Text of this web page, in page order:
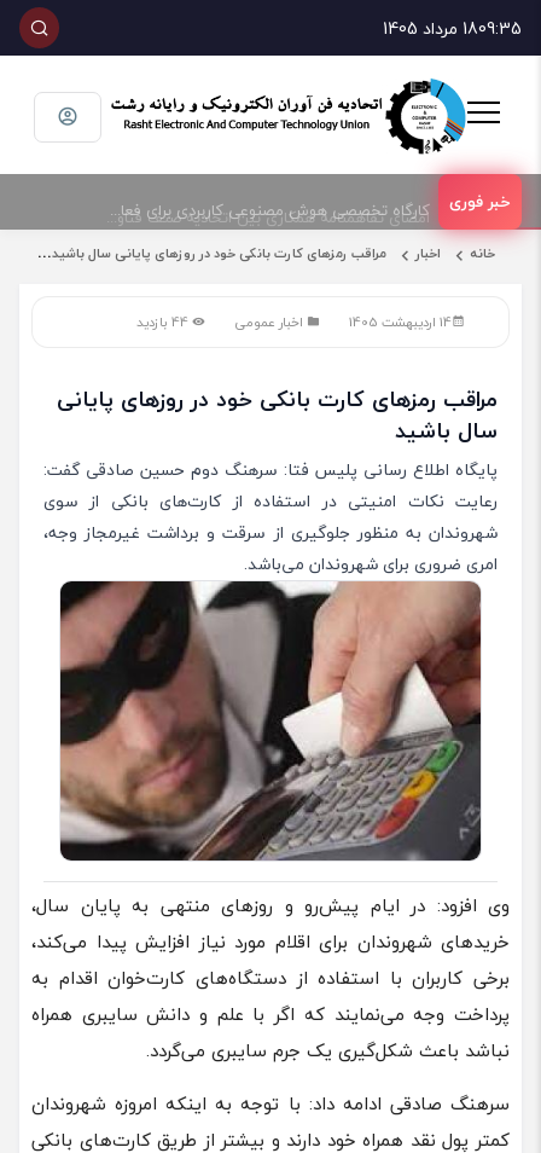
09:3518 مرداد 1405
کارگاه تخصصی هوش مصنوعی کاربردی برای فعالان حوزه فناوری و فروش تجهیزات الکترونیک و رایانه
خانه اخبار مراقب رمزهای کارت بانکی خود در روزهای پایانی سال باشید
14 اردیبهشت 1405 اخبار عمومی
مراقب رمزهای کارت بانکی خود در روزهای پایانی
سال باشید
پایگاه اطلاع رسانی پلیس فتا: سرهنگ‌ دوم حسین صادقی گفت:
رعایت نکات امنیتی در استفاده از کارت‌های بانکی از سوی
شهروندان به منظور جلوگیری از سرقت و برداشت غیرمجاز وجه،
امری ضروری برای شهروندان می‌باشد.
وی افزود: در ایام پیش‌رو و روزهای منتهی به پایان سال،
خریدهای شهروندان برای اقلام مورد نیاز افزایش پیدا می‌کند،
برخی کاربران با استفاده از دستگاه‌های کارت‌خوان‌ اقدام به
پرداخت وجه می‌نمایند که اگر با علم و دانش سایبری همراه
نباشد باعث شکل‌گیری یک جرم سایبری می‌گردد.
سرهنگ صادقی ادامه داد: با توجه به اینکه امروزه شهروندان
کمتر پول نقد همراه خود دارند و بیشتر از طریق کارت‌های بانکی